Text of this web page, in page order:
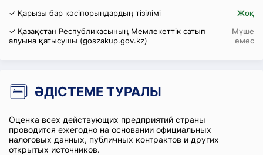
✓ Қарызы бар кәсіпорындардың тізілімі
Жоқ
✓ Қазақстан Республикасының Мемлекеттік сатып
алуына қатысушы (goszakup.gov.kz)
Мүше
емес
ӘДІСТЕМЕ ТУРАЛЫ
Оценка всех действующих предприятий страны
проводится ежегодно на основании официальных
налоговых данных, публичных контрактов и других
открытых источников.